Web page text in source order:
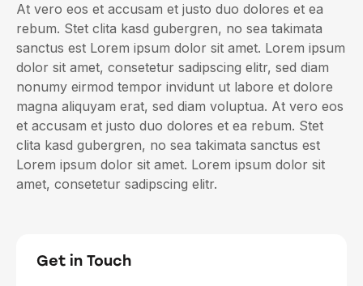
At vero eos et accusam et justo duo dolores et ea
rebum. Stet clita kasd gubergren, no sea takimata
sanctus est Lorem ipsum dolor sit amet. Lorem ipsum
dolor sit amet, consetetur sadipscing elitr, sed diam
nonumy eirmod tempor invidunt ut labore et dolore
magna aliquyam erat, sed diam voluptua. At vero eos
et accusam et justo duo dolores et ea rebum. Stet
clita kasd gubergren, no sea takimata sanctus est
Lorem ipsum dolor sit amet. Lorem ipsum dolor sit
amet, consetetur sadipscing elitr.
Get in Touch